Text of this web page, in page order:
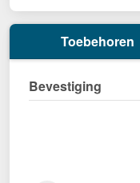
Toebehoren
Bevestiging